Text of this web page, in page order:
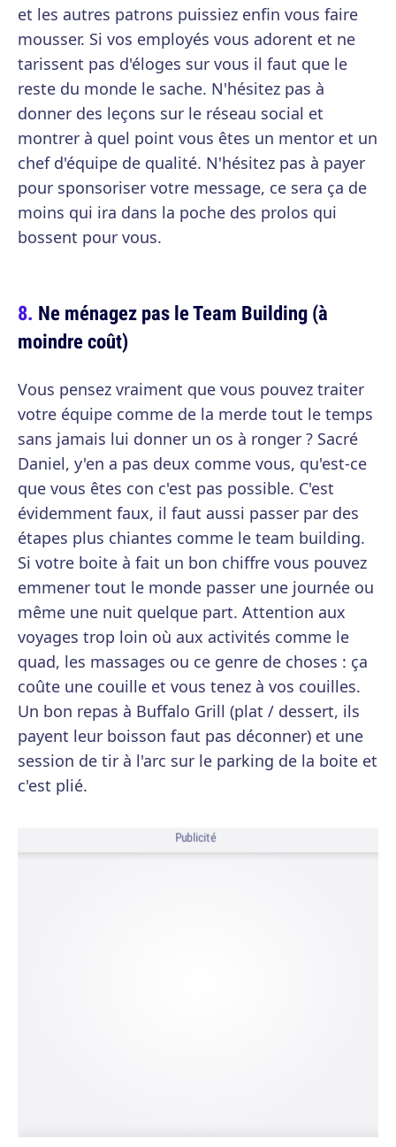
et les autres patrons puissiez enfin vous faire
mousser. Si vos employés vous adorent et ne
tarissent pas d'éloges sur vous il faut que le
reste du monde le sache. N'hésitez pas à
donner des leçons sur le réseau social et
montrer à quel point vous êtes un mentor et un
chef d'équipe de qualité. N'hésitez pas à payer
pour sponsoriser votre message, ce sera ça de
moins qui ira dans la poche des prolos qui
bossent pour vous.
Ne ménagez pas le Team Building (à
moindre coût)
Vous pensez vraiment que vous pouvez traiter
votre équipe comme de la merde tout le temps
sans jamais lui donner un os à ronger ? Sacré
Daniel, y'en a pas deux comme vous, qu'est-ce
que vous êtes con c'est pas possible. C'est
évidemment faux, il faut aussi passer par des
étapes plus chiantes comme le team building.
Si votre boite à fait un bon chiffre vous pouvez
emmener tout le monde passer une journée ou
même une nuit quelque part. Attention aux
voyages trop loin où aux activités comme le
quad, les massages ou ce genre de choses : ça
coûte une couille et vous tenez à vos couilles.
Un bon repas à Buffalo Grill (plat / dessert, ils
payent leur boisson faut pas déconner) et une
session de tir à l'arc sur le parking de la boite et
c'est plié.
Publicité